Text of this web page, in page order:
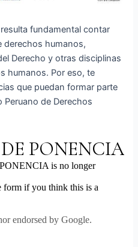
fundamental contar
derechos humanos,
Derecho y otras disciplinas
humanos. Por eso, te
que puedan formar parte
Peruano de Derechos